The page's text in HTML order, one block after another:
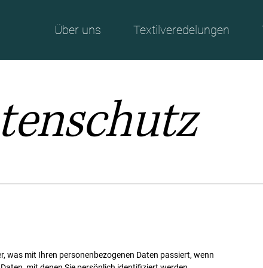
Über uns Textilveredelungen
was mit Ihren personenbezogenen Daten passiert, wenn